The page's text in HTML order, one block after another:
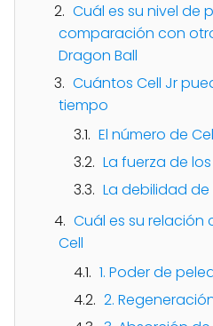
Cuál es su nivel de
comparación con
Dragon Ball
Cuántos Cell Jr
tiempo
El número de
La fuerza de
La debilidad de
Cuál es su relación
Cell
1. Poder de
2.